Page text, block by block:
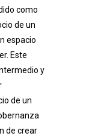
como
de un
espacio
Este
y
de un
de crear